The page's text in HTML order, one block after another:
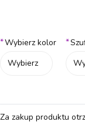
*Wybierz kolor
Wybierz
*
Za zakup produktu